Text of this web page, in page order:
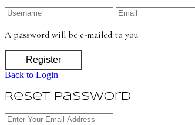
A password will be e-mailed to you
Register
Back to Login
Reset Password